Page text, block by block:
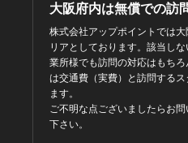
大阪府内は無償での訪
株式会社アップポイントでは
リアとしております。該当し
業所様でも訪問の対応はもち
は交通費（実費）と訪問する
ます。
ご不明な点ございましたらお
下さい。